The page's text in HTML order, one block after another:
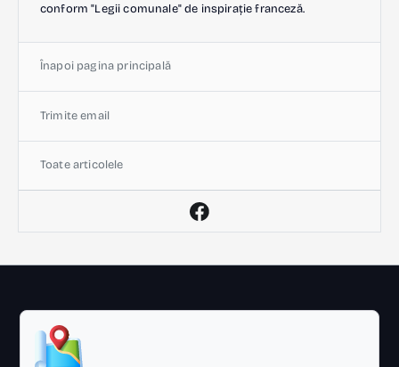
conform "Legii comunale" de inspirație franceză.
Înapoi pagina principală
Trimite email
Toate articolele